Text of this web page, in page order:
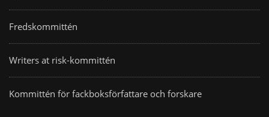
Fredskommittén
Writers at risk-kommittén
Kommittén för fackboksförfattare och forskare